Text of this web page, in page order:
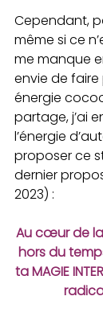
Cependant,
même si ce
me manque
envie de
énergie
partage, j’ai
l’énergie
proposer ce
dernier
2023) :
Au cœur de
hors du
ta MAGIE